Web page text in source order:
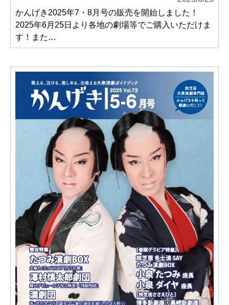
かんげき2025年7・8月号の販売を開始しました！
2025年6月25日より各地の劇場等でご購入いただけま
す！また…